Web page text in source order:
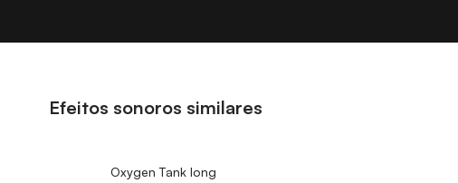
Efeitos sonoros similares
Oxygen Tank long